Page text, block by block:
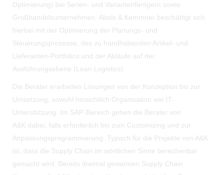
Optimierung) bei Serien- und Variantenfertigern sowie
Großhandelsunternehmen. Abels & Kemmner beschäftigt sich
hierbei mit der Optimierung der Planungs- und
Steuerungsprozesse, des zu handhabenden Artikel- und
Lieferanten-Portfolios und der Abläufe auf der
Ausführungsebene (Lean Logistics).
Die Berater erarbeiten Lösungen von der Konzeption bis zur
Umsetzung, sowohl hinsichtlich Organisation wie IT-
Unterstützung. Im SAP-Bereich gehen die Berater von
A&K dabei, falls erforderlich bis zum Customizing und zur
Anpassungsprogrammierung. Typisch für die Projekte von A&K
ist, dass die Supply Chain im wörtlichen Sinne berechenbar
gemacht wird. Bereits dreimal gewannen Supply Chain